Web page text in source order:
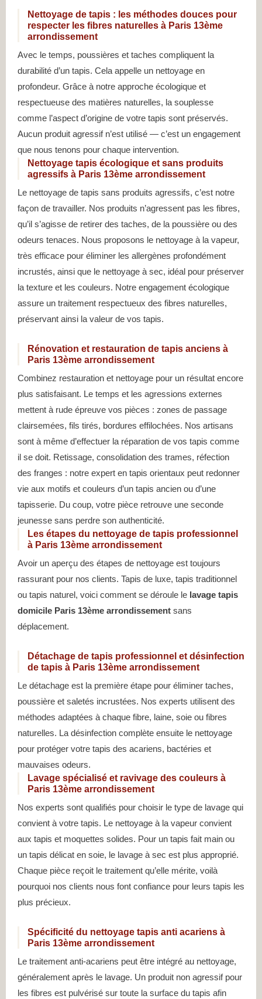
Nettoyage de tapis : les méthodes douces pour
respecter les fibres naturelles à Paris 13ème
arrondissement
Avec le temps, poussières et taches compliquent la
durabilité d’un tapis. Cela appelle un nettoyage en
profondeur. Grâce à notre approche écologique et
respectueuse des matières naturelles, la souplesse
comme l’aspect d’origine de votre tapis sont préservés.
Aucun produit agressif n’est utilisé — c’est un engagement
que nous tenons pour chaque intervention.
Nettoyage tapis écologique et sans produits
agressifs à Paris 13ème arrondissement
Le nettoyage de tapis sans produits agressifs, c’est notre
façon de travailler. Nos produits n’agressent pas les fibres,
qu’il s’agisse de retirer des taches, de la poussière ou des
odeurs tenaces. Nous proposons le nettoyage à la vapeur,
très efficace pour éliminer les allergènes profondément
incrustés, ainsi que le nettoyage à sec, idéal pour préserver
la texture et les couleurs. Notre engagement écologique
assure un traitement respectueux des fibres naturelles,
préservant ainsi la valeur de vos tapis.
Rénovation et restauration de tapis anciens à
Paris 13ème arrondissement
Combinez restauration et nettoyage pour un résultat encore
plus satisfaisant. Le temps et les agressions externes
mettent à rude épreuve vos pièces : zones de passage
clairsemées, fils tirés, bordures effilochées. Nos artisans
sont à même d’effectuer la réparation de vos tapis comme
il se doit. Retissage, consolidation des trames, réfection
des franges : notre expert en tapis orientaux peut redonner
vie aux motifs et couleurs d’un tapis ancien ou d’une
tapisserie. Du coup, votre pièce retrouve une seconde
jeunesse sans perdre son authenticité.
Les étapes du nettoyage de tapis professionnel
à Paris 13ème arrondissement
Avoir un aperçu des étapes de nettoyage est toujours
rassurant pour nos clients. Tapis de luxe, tapis traditionnel
ou tapis naturel, voici comment se déroule le lavage tapis
domicile Paris 13ème arrondissement sans
déplacement.
Détachage de tapis professionnel et désinfection
de tapis à Paris 13ème arrondissement
Le détachage est la première étape pour éliminer taches,
poussière et saletés incrustées. Nos experts utilisent des
méthodes adaptées à chaque fibre, laine, soie ou fibres
naturelles. La désinfection complète ensuite le nettoyage
pour protéger votre tapis des acariens, bactéries et
mauvaises odeurs.
Lavage spécialisé et ravivage des couleurs à
Paris 13ème arrondissement
Nos experts sont qualifiés pour choisir le type de lavage qui
convient à votre tapis. Le nettoyage à la vapeur convient
aux tapis et moquettes solides. Pour un tapis fait main ou
un tapis délicat en soie, le lavage à sec est plus approprié.
Chaque pièce reçoit le traitement qu’elle mérite, voilà
pourquoi nos clients nous font confiance pour leurs tapis les
plus précieux.
Spécificité du nettoyage tapis anti acariens à
Paris 13ème arrondissement
Le traitement anti-acariens peut être intégré au nettoyage,
généralement après le lavage. Un produit non agressif pour
les fibres est pulvérisé sur toute la surface du tapis afin